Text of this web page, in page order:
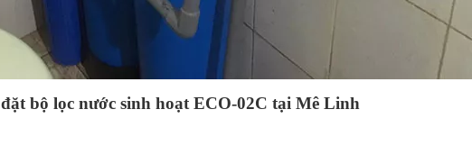
bộ lọc nước sinh hoạt ECO-02C tại Mê Linh